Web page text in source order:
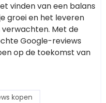
vinden van een balans
groei en het leveren
Met de
Google-reviews
op de toekomst van
kopen